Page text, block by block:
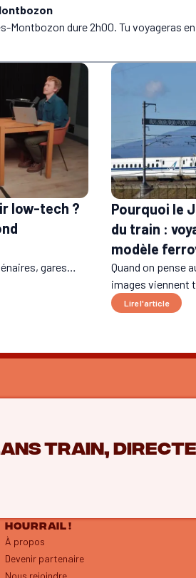
Montbozon dure 2h00. Tu voyageras
low-tech ?
gares…
Pourquoi le
du train :
modèle
Quand on pense
images viennent
Lire l'article
train,
HOURRAIL !
À propos
Devenir partenaire
Nous rejoindre